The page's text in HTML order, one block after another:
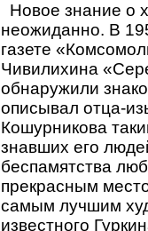
Новое знание о
неожиданно. В
газете
Чивилихина
обнаружили
описывал отца-
Кошурникова
знавших его
беспамятства
прекрасным
самым лучшим
известного